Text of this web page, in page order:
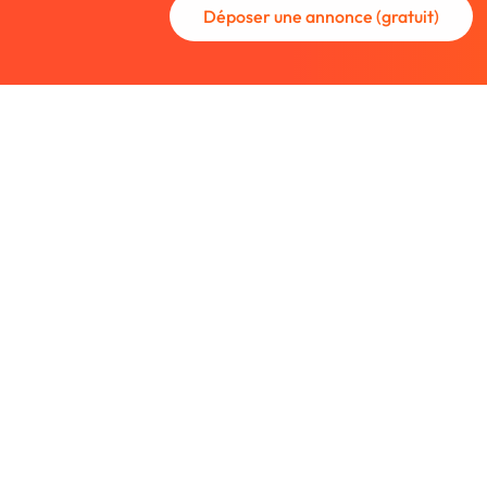
Déposer une annonce (gratuit)